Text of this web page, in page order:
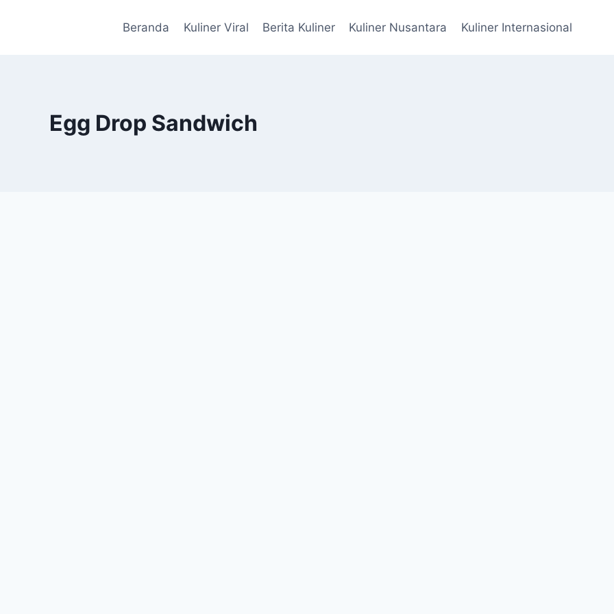
Beranda Kuliner Viral Berita Kuliner Kuliner Nusantara Kuliner Internasional
Egg Drop Sandwich